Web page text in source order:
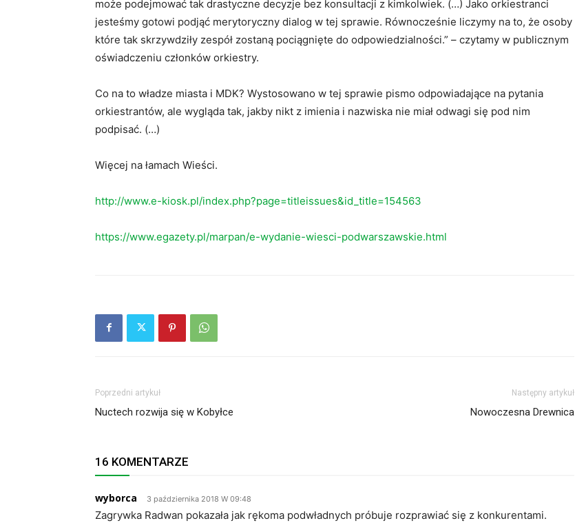
może podejmować tak drastyczne decyzje bez konsultacji z kimkolwiek. (…) Jako orkiestranci
jesteśmy gotowi podjąć merytoryczny dialog w tej sprawie. Równocześnie liczymy na to, że osoby
które tak skrzywdziły zespół zostaną pociągnięte do odpowiedzialności.” – czytamy w publicznym
oświadczeniu członków orkiestry.
Co na to władze miasta i MDK? Wystosowano w tej sprawie pismo odpowiadające na pytania
orkiestrantów, ale wygląda tak, jakby nikt z imienia i nazwiska nie miał odwagi się pod nim
podpisać. (…)
Więcej na łamach Wieści.
http://www.e-kiosk.pl/index.php?page=titleissues&id_title=154563
https://www.egazety.pl/marpan/e-wydanie-wiesci-podwarszawskie.html
Poprzedni artykuł
Nuctech rozwija się w Kobyłce
Następny artykuł
Nowoczesna Drewnica
16 KOMENTARZE
wyborca 3 października 2018 W 09:48
Zagrywka Radwan pokazała jak rękoma podwładnych próbuje rozprawiać się z konkurentami.